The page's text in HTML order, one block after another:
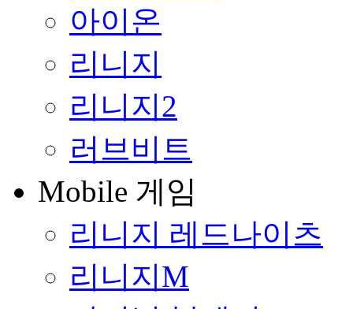
아이온
리니지
리니지2
러브비트
Mobile 게임
리니지 레드나이츠
리니지M